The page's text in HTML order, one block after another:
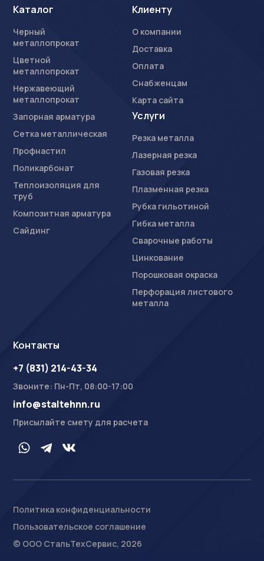
Каталог
Черный
металлопрокат
Цветной
металлопрокат
Нержавеющий
металлопрокат
Запорная арматура
Сетка металлическая
Профнастил
Поликарбонат
Теплоизоляция для
труб
Композитная арматура
Сайдинг
Клиенту
О компании
Доставка
Оплата
Снабженцам
Карта сайта
Услуги
Резка металла
Лазерная резка
Газовая резка
Плазменная резка
Рубка гильотиной
Гибка металла
Сварочные работы
Цинкование
Порошковая окраска
Перфорация листового
металла
Контакты
+7 (831) 214-43-34
Звоните: Пн-Пт, 08:00-17:00
info@staltehnn.ru
Присылайте смету для расчета
Политика конфиденциальности
Пользовательское соглашение
© ООО СтальТехСервис, 2026
На сайте осуществляется обработка пользовательских
Условиями обработки пользовательских данных